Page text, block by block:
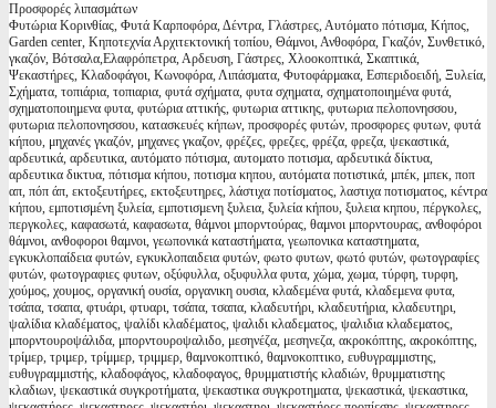
Προσφορές λιπασμάτων
Φυτώρια Κορινθίας, Φυτά Καρποφόρα, Δέντρα, Γλάστρες, Αυτόματο πότισμα, Κήπος,
Garden center, Κηποτεχνία Αρχιτεκτονική τοπίου, Θάμνοι, Ανθοφόρα, Γκαζόν, Συνθετικό,
γκαζόν, Βότσαλα,Ελαφρόπετρα, Αρδευση, Γάστρες, Χλοοκοπτικά, Σκαπτικά,
Ψεκαστήρες, Κλαδοφάγοι, Κωνοφόρα, Λιπάσματα, Φυτοφάρμακα, Εσπεριδοειδή, Ξυλεία,
Σχήματα, τοπιάρια, τοπιαρια, φυτά σχήματα, φυτα σχηματα, σχηματοποιημένα φυτά,
σχηματοποιημενα φυτα, φυτώρια αττικής, φυτωρια αττικης, φυτωρια πελοπονησσου,
φυτωρια πελοπονησσου, κατασκευές κήπων, προσφορές φυτών, προσφορες φυτων, φυτά
κήπου, μηχανές γκαζόν, μηχανες γκαζον, φρέζες, φρεζες, φρέζα, φρεζα, ψεκαστικά,
αρδευτικά, αρδευτικα, αυτόματο πότισμα, αυτοματο ποτισμα, αρδευτικά δίκτυα,
αρδευτικα δικτυα, πότισμα κήπου, ποτισμα κηπου, αυτόματα ποτιστικά, μπέκ, μπεκ, ποπ
απ, πόπ άπ, εκτοξευτήρες, εκτοξευτηρες, λάστιχα ποτίσματος, λαστιχα ποτισματος, κέντρα
κήπου, εμποτισμένη ξυλεία, εμποτισμενη ξυλεια, ξυλεία κήπου, ξυλεια κηπου, πέργκολες,
περγκολες, καφασωτά, καφασωτα, θάμνοι μπορντούρας, θαμνοι μπορντουρας, ανθοφόροι
θάμνοι, ανθοφοροι θαμνοι, γεωπονικά καταστήματα, γεωπονικα καταστηματα,
εγκυκλοπαίδεια φυτών, εγκυκλοπαιδεια φυτών, φωτο φυτων, φωτό φυτών, φωτογραφίες
φυτών, φωτογραφιες φυτων, οξύφυλλα, οξυφυλλα φυτα, χώμα, χωμα, τύρφη, τυρφη,
χούμος, χουμος, οργανική ουσία, οργανικη ουσια, κλαδεμένα φυτά, κλαδεμενα φυτα,
τσάπα, τσαπα, φτυάρι, φτυαρι, τσάπα, τσαπα, κλαδευτήρι, κλαδευτήρια, κλαδευτηρι,
ψαλίδια κλαδέματος, ψαλίδι κλαδέματος, ψαλιδι κλαδεματος, ψαλιδια κλαδεματος,
μπορντουροψάλιδα, μπορντουροψαλιδο, μεσηνέζα, μεσηνεζα, ακροκόπτης, ακροκόπτης,
τρίμερ, τριμερ, τρίμμερ, τριμμερ, θαμνοκοπτικό, θαμνοκοπτικο, ευθυγραμμιστης,
ευθυγραμμιστής, κλαδοφάγος, κλαδοφαγος, θρυμματιστής κλαδιών, θρυμματιστης
κλαδιων, ψεκαστικά συγκροτήματα, ψεκαστικα συγκροτηματα, ψεκαστικά, ψεκαστικα,